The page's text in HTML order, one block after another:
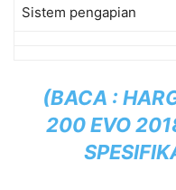
Sistem pengapian
(BACA :
200 EVO